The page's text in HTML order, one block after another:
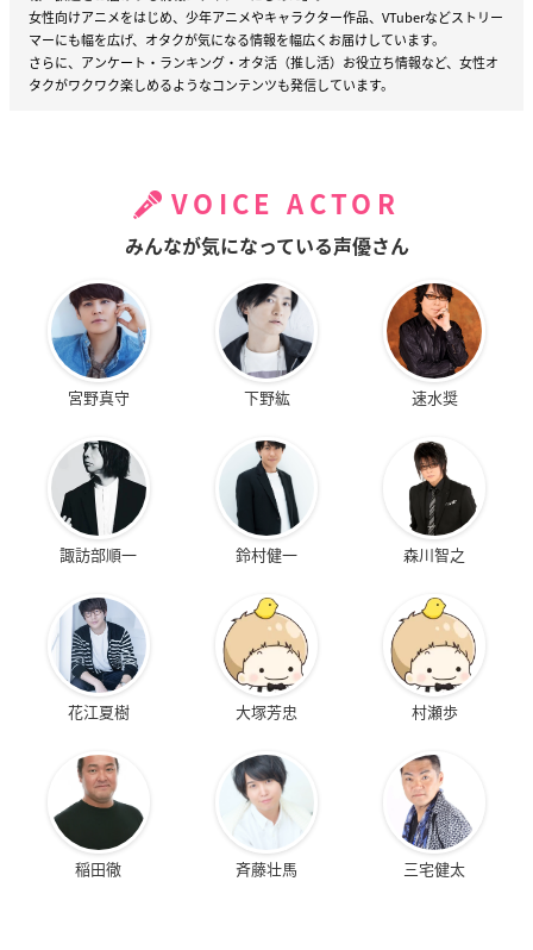
女性向けアニメをはじめ、少年アニメやキャラクター作品、VTuberなどストリー
マーにも幅を広げ、オタクが気になる情報を幅広くお届けしています。
さらに、アンケート・ランキング・オタ活（推し活）お役立ち情報など、女性オ
タクがワクワク楽しめるようなコンテンツも発信しています。
VOICE ACTOR
みんなが気になっている声優さん
宮野真守 下野紘 速水奨
諏訪部順一 鈴村健一 森川智之
花江夏樹 大塚芳忠 村瀬歩
稲田徹 斉藤壮馬 三宅健太